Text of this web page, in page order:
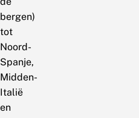
bergen)
tot
Noord-
Spanje,
Midden-
Italië
en